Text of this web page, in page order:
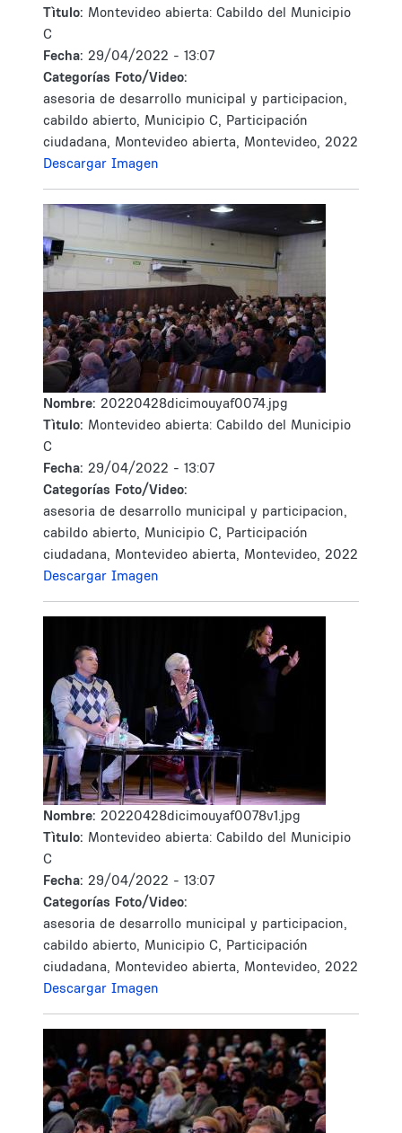
Tìtulo: Montevideo abierta: Cabildo del Municipio
C
Fecha: 29/04/2022 - 13:07
Categorías Foto/Video:
asesoria de desarrollo municipal y participacion,
cabildo abierto, Municipio C, Participación
ciudadana, Montevideo abierta, Montevideo, 2022
Descargar Imagen
Nombre: 20220428dicimouyaf0074.jpg
Tìtulo: Montevideo abierta: Cabildo del Municipio
C
Fecha: 29/04/2022 - 13:07
Categorías Foto/Video:
asesoria de desarrollo municipal y participacion,
cabildo abierto, Municipio C, Participación
ciudadana, Montevideo abierta, Montevideo, 2022
Descargar Imagen
Nombre: 20220428dicimouyaf0078v1.jpg
Tìtulo: Montevideo abierta: Cabildo del Municipio
C
Fecha: 29/04/2022 - 13:07
Categorías Foto/Video:
asesoria de desarrollo municipal y participacion,
cabildo abierto, Municipio C, Participación
ciudadana, Montevideo abierta, Montevideo, 2022
Descargar Imagen